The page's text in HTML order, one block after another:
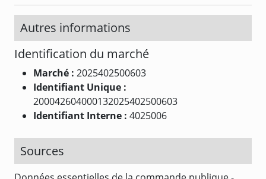
Autres informations
Identification du marché
Marché : 2025402500603
Identifiant Unique :
200042604000132025402500603
Identifiant Interne : 4025006
Sources